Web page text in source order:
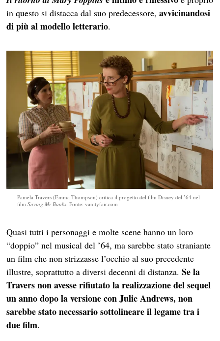
in questo si distacca dal suo predecessore, avvicinandosi
di più al modello letterario.
Pamela Travers (Emma Thompson) critica il progetto del film Disney del ’64 nel
film Saving Mr Banks. Fonte: vanityfair.com
Quasi tutti i personaggi e molte scene hanno un loro
“doppio” nel musical del ’64, ma sarebbe stato straniante
un film che non strizzasse l’occhio al suo precedente
illustre, soprattutto a diversi decenni di distanza.Se la
Travers non avesse rifiutato la realizzazione del sequel
un anno dopo la versione con Julie Andrews, non
sarebbe stato necessario sottolineare il legame tra i
due film.